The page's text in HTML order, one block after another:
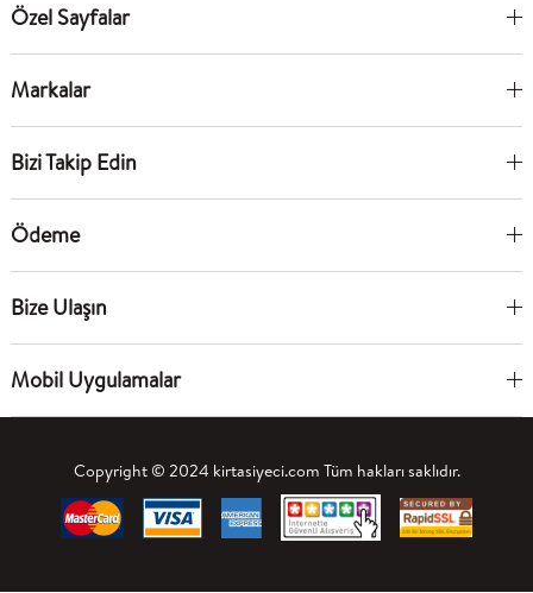
Özel Sayfalar
Markalar
Bizi Takip Edin
Ödeme
Bize Ulaşın
Mobil Uygulamalar
Copyright © 2024 kirtasiyeci.com Tüm hakları saklıdır.